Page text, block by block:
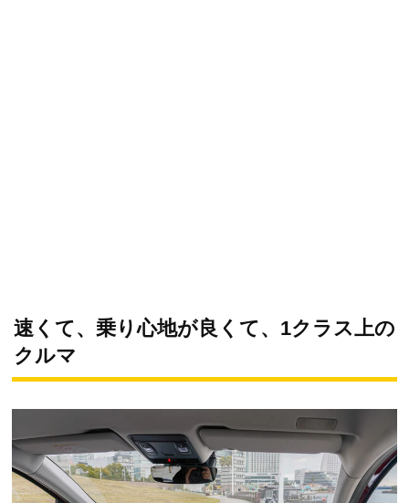
速くて、乗り心地が良くて、1クラス上の
クルマ